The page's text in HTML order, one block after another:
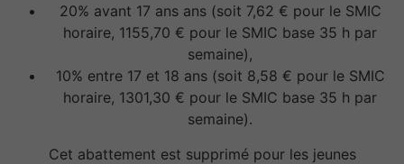
20% avant 17 ans ans (soit 7,62 € pour le SMIC
horaire, 1155,70 € pour le SMIC base 35 h par
semaine),
10% entre 17 et 18 ans (soit 8,58 € pour le SMIC
horaire, 1301,30 € pour le SMIC base 35 h par
semaine).
Cet abattement est supprimé pour les jeunes